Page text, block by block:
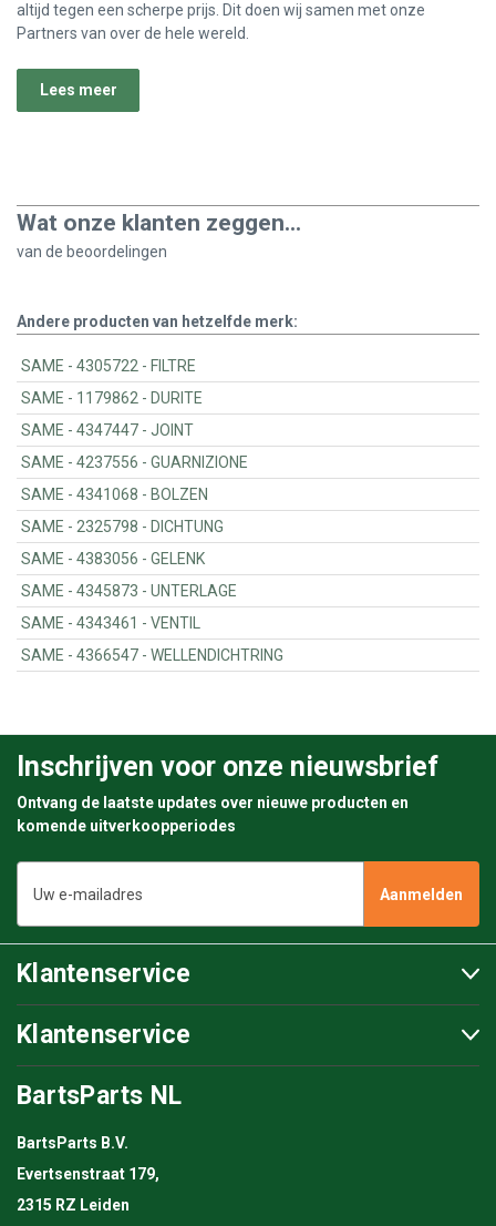
altijd tegen een scherpe prijs. Dit doen wij samen met onze
Partners van over de hele wereld.
Lees meer
Wat onze klanten zeggen...
van de beoordelingen
Andere producten van hetzelfde merk:
SAME - 4305722 - FILTRE
SAME - 1179862 - DURITE
SAME - 4347447 - JOINT
SAME - 4237556 - GUARNIZIONE
SAME - 4341068 - BOLZEN
SAME - 2325798 - DICHTUNG
SAME - 4383056 - GELENK
SAME - 4345873 - UNTERLAGE
SAME - 4343461 - VENTIL
SAME - 4366547 - WELLENDICHTRING
Inschrijven voor onze nieuwsbrief
Ontvang de laatste updates over nieuwe producten en
komende uitverkoopperiodes
mailadres
Klantenservice
Klantenservice
BartsParts NL
BartsParts B.V.
Evertsenstraat 179,
2315 RZ Leiden